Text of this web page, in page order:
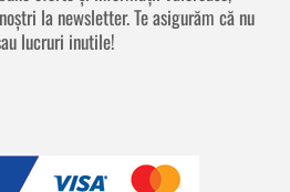
la newsletter. Te asigurăm că nu
lucruri inutile!